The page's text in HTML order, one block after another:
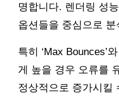
명합니다. 렌더링 성
옵션들을 중심으로 분
특히 ‘Max Bounces’
게 높을 경우 오류를
정상적으로 증가시킬